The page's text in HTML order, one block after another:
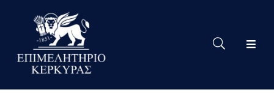
Το
Eπιμελητήριο